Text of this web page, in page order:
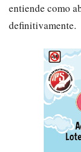
entiende como
definitivamente.